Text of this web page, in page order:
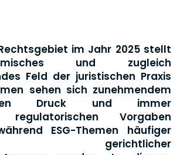
im Jahr 2025 stellt
und zugleich
Feld der juristischen Praxis
sehen sich zunehmendem
Druck und immer
regulatorischen Vorgaben
ESG-Themen häufiger
gerichtlicher